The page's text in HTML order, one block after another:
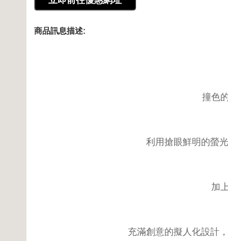
商品訊息描述:
撞色
利用搶眼鮮明的螢
加
充滿創意的擬人化設計